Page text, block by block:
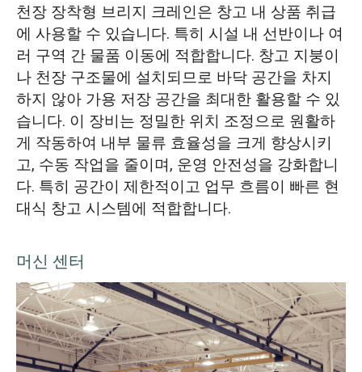
천장 장착형 브리지 크레인은 창고 내 상품 취급
에 사용할 수 있습니다. 특히 시설 내 선반이나 여
러 구역 간 물품 이동에 적합합니다. 창고 지붕이
나 천장 구조물에 설치되므로 바닥 공간을 차지
하지 않아 가용 저장 공간을 최대한 활용할 수 있
습니다. 이 장비는 정밀한 위치 조정으로 원활하
게 작동하여 내부 물류 효율성을 크게 향상시키
고, 수동 작업을 줄이며, 운영 안전성을 강화합니
다. 특히 공간이 제한적이고 업무 흐름이 빠른 현
대식 창고 시스템에 적합합니다.
머신 센터